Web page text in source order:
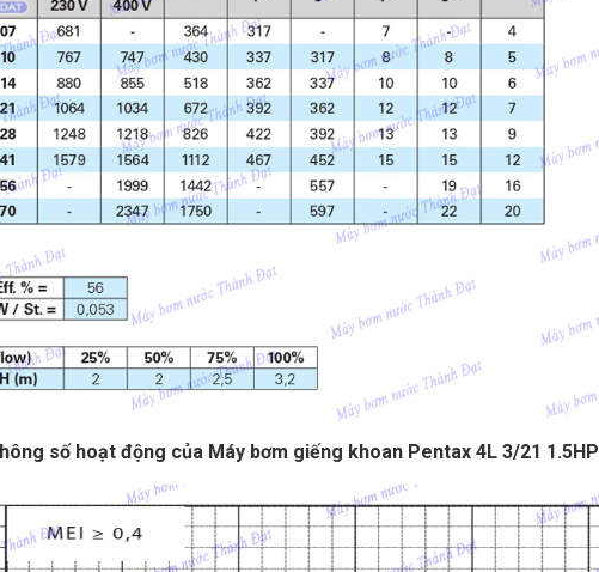
số hoạt động của Máy bơm giếng khoan Pentax 4L 3/21 1.5HP